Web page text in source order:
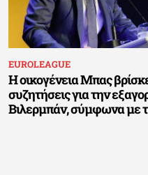
EUROLEAGUE
Η οικογένεια Μπας
συζητήσεις για την
Βιλερμπάν, σύμφωνα με